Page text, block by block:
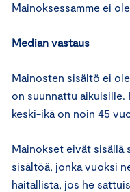
Mainoksessamme ei
Median vastaus
Mainosten sisältö ei
on suunnattu
keski-ikä on noin 45
Mainokset eivät sisällä
sisältöä, jonka vuoksi
haitallista, jos he